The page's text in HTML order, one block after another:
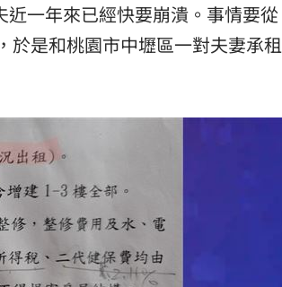
一年來已經快要崩潰。事情要從
於是和桃園市中壢區一對夫妻承租